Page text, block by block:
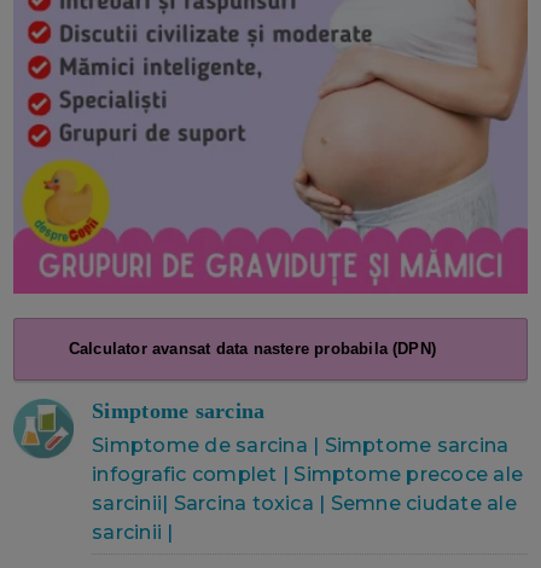
Calculator avansat data nastere probabila (DPN)
Simptome sarcina
Simptome de sarcina | Simptome sarcina
infografic complet | Simptome precoce ale
sarcinii| Sarcina toxica | Semne ciudate ale
sarcinii |